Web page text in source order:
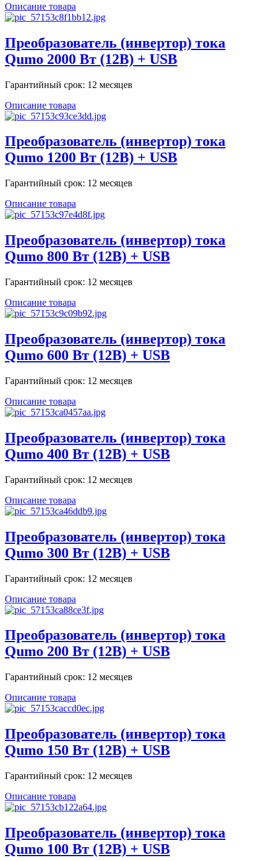
Описание товара
Преобразователь (инвертор) тока
Qumo 2000 Вт (12В) + USB
Гарантийный срок: 12 месяцев
Описание товара
Преобразователь (инвертор) тока
Qumo 1200 Вт (12В) + USB
Гарантийный срок: 12 месяцев
Описание товара
Преобразователь (инвертор) тока
Qumo 800 Вт (12В) + USB
Гарантийный срок: 12 месяцев
Описание товара
Преобразователь (инвертор) тока
Qumo 600 Вт (12В) + USB
Гарантийный срок: 12 месяцев
Описание товара
Преобразователь (инвертор) тока
Qumo 400 Вт (12В) + USB
Гарантийный срок: 12 месяцев
Описание товара
Преобразователь (инвертор) тока
Qumo 300 Вт (12В) + USB
Гарантийный срок: 12 месяцев
Описание товара
Преобразователь (инвертор) тока
Qumo 200 Вт (12В) + USB
Гарантийный срок: 12 месяцев
Описание товара
Преобразователь (инвертор) тока
Qumo 150 Вт (12В) + USB
Гарантийный срок: 12 месяцев
Описание товара
Преобразователь (инвертор) тока
Qumo 100 Вт (12В) + USB